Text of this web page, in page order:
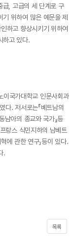
급, 고급의 세 단계로 구
기 위하여 많은 예문을 제
하고 향상시키기 위하여
하고 있다.
이국가대학교 인문사회과
. 저서로는『베트남의
남아의 종교와 국가』등
랑스 식민지하의 남베트
혁에 관한 연구」등이 있다.
.
목록